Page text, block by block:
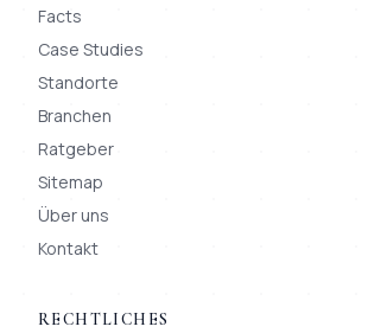
Facts
Case Studies
Standorte
Branchen
Ratgeber
Sitemap
Über uns
Kontakt
RECHTLICHES